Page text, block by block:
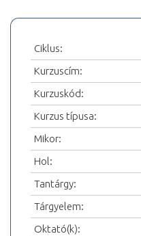
Ciklus:
Kurzuscím:
Kurzuskód:
Kurzus típusa:
Mikor:
Hol:
Tantárgy:
Tárgyelem:
Oktató(k):